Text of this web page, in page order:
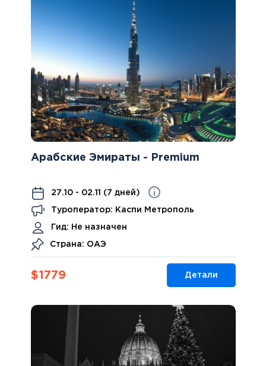
Арабские Эмираты - Premium
27.10 - 02.11 (7 дней)
Туроператор: Каспи Метрополь
Гид: Не назначен
Страна: ОАЭ
$1779 Детали